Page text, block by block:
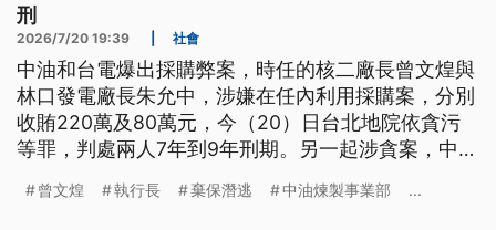
刑
2026/7/20 19:39 社會
中油和台電爆出採購弊案，時任的核二廠長曾文煌與
林口發電廠長朱允中，涉嫌在任內利用採購案，分別
收賄220萬及80萬元，今（20）日台北地院依貪污
等罪，判處兩人7年到9年刑期。另一起涉貪案，中油
在宣判前夕，他卻破壞電子監控設備，藏匿5天遭到
曾文煌 執行長 棄保潛逃 中油煉製事業部 ...